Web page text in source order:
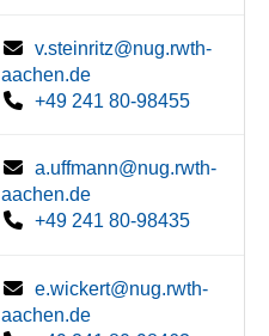
v.steinritz@nug.rwth-
aachen.de
+49 241 80-98455
a.uffmann@nug.rwth-
aachen.de
+49 241 80-98435
e.wickert@nug.rwth-
aachen.de